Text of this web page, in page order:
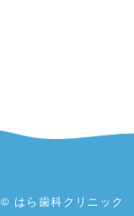
© はら歯科クリニック